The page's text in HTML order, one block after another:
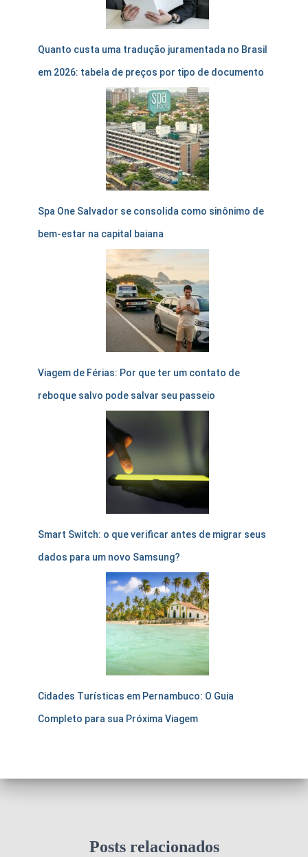
Quanto custa uma tradução juramentada no Brasil
em 2026: tabela de preços por tipo de documento
Spa One Salvador se consolida como sinônimo de
bem-estar na capital baiana
Viagem de Férias: Por que ter um contato de
reboque salvo pode salvar seu passeio
Smart Switch: o que verificar antes de migrar seus
dados para um novo Samsung?
Cidades Turísticas em Pernambuco: O Guia
Completo para sua Próxima Viagem
Posts relacionados